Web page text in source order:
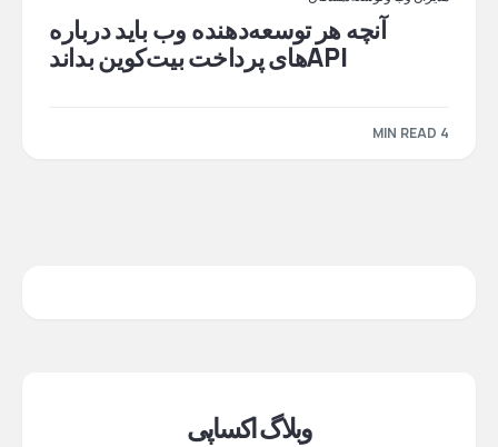
آنچه هر توسعه‌دهنده وب باید درباره
APIهای پرداخت بیت‌کوین بداند
4 MIN READ
وبلاگ اکساپی